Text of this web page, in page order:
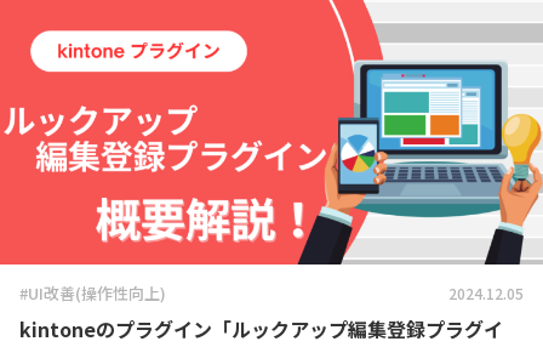
#UI改善(操作性向上) 2024.12.05
kintoneのプラグイン「ルックアップ編集登録プラグイ